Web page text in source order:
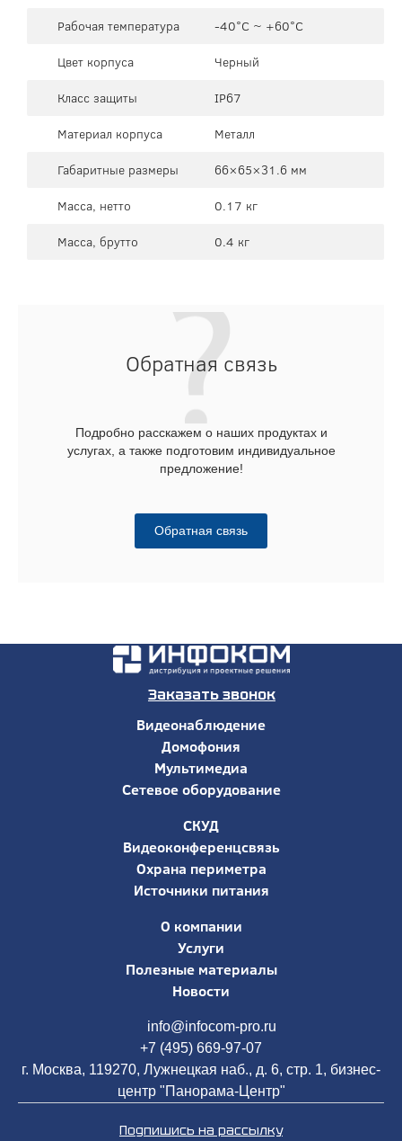
Рабочая температура
-40°C ~ +60°C
Цвет корпуса
Черный
Класс защиты
IP67
Материал корпуса
Металл
Габаритные размеры
66×65×31.6 мм
Масса, нетто
0.17 кг
Масса, брутто
0.4 кг
Обратная связь
Подробно расскажем о наших продуктах и
услугах, а также подготовим индивидуальное
предложение!
Обратная связь
Заказать звонок
Видеонаблюдение
Домофония
Мультимедиа
Сетевое оборудование
СКУД
Видеоконференцсвязь
Охрана периметра
Источники питания
О компании
Услуги
Полезные материалы
Новости
info@infocom-pro.ru
+7 (495) 669-97-07
г. Москва, 119270, Лужнецкая наб., д. 6, стр. 1, бизнес-
центр "Панорама-Центр"
Подпишись на рассылку